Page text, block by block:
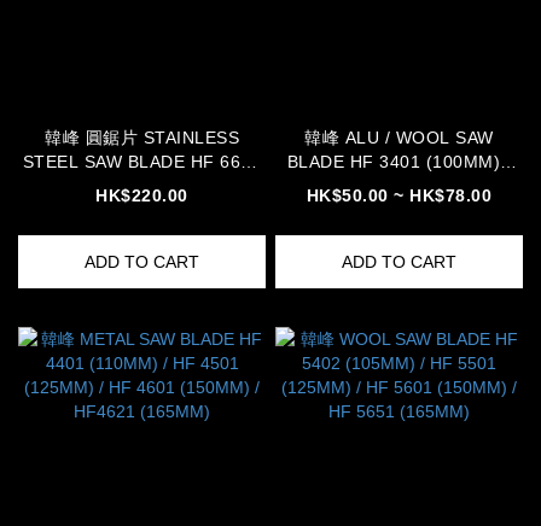
韓峰 圓鋸片 STAINLESS
STEEL SAW BLADE HF 6601
(150MM)
HK$220.00
ADD TO CART
韓峰 ALU / WOOL SAW
BLADE HF 3401 (100MM) /
HF 3501 (125MM) / HF3521
HK$50.00 ~ HK$78.00
ADD TO CART